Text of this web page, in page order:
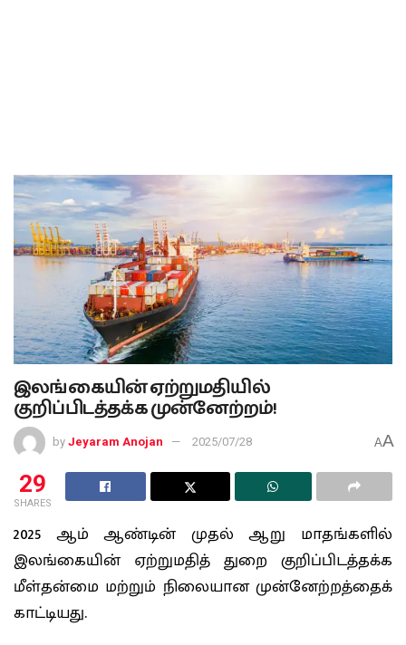
இலங்கையின் ஏற்றுமதியில்
குறிப்பிடத்தக்க முன்னேற்றம்!
by Jeyaram Anojan 2025/07/28 AA
29
SHARES
2025 ஆம் ஆண்டின் முதல் ஆறு மாதங்களில்
இலங்கையின் ஏற்றுமதித் துறை குறிப்பிடத்தக்க
மீள்தன்மை மற்றும் நிலையான முன்னேற்றத்தைக்
காட்டியது.